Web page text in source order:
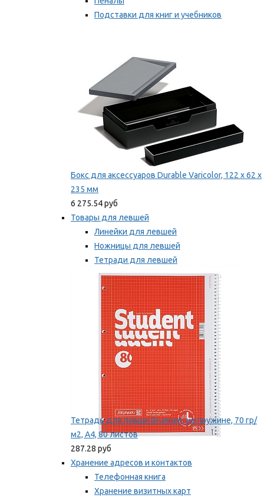
Подставки для книг и учебников
Бокс для аксессуаров Durable Varicolor, 122 x 62 x
235 мм
6 275.54 руб
Товары для левшей
Линейки для левшей
Ножницы для левшей
Тетради для левшей
Точилки для левшей
Мы рекомендуем
Тетрадь для левши Brunnen, на пружине, 70 гр/
м2, А4, 80 листов
287.28 руб
Хранение адресов и контактов
Телефонная книга
Хранение визитных карт